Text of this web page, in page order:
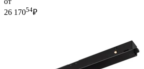
26 17054₽